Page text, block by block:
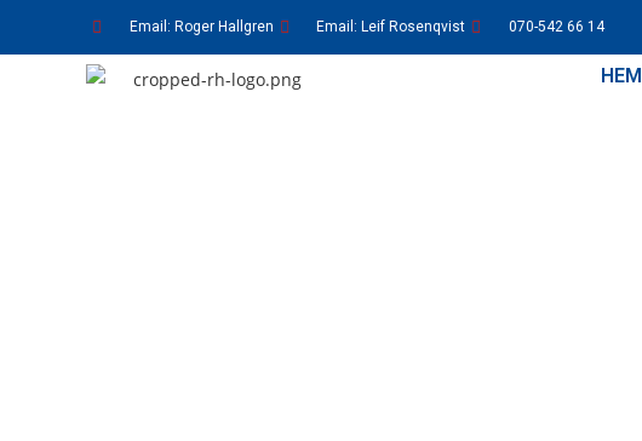
Email: Roger Hallgren Email: Leif Rosenqvist 070-542 66 14
HEM